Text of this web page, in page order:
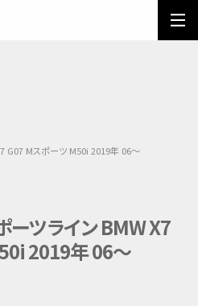
G07 Mスポーツ M50i 2019年 06～
ーツライン BMW X7
2019年 06～